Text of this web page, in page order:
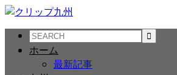
ホーム
最新記事